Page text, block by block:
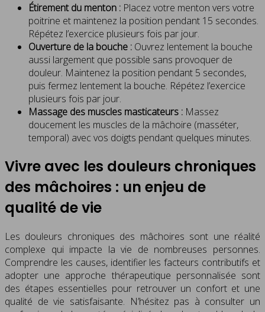
Étirement du menton : Placez votre menton vers votre
poitrine et maintenez la position pendant 15 secondes.
Répétez l’exercice plusieurs fois par jour.
Ouverture de la bouche : Ouvrez lentement la bouche
aussi largement que possible sans provoquer de
douleur. Maintenez la position pendant 5 secondes,
puis fermez lentement la bouche. Répétez l’exercice
plusieurs fois par jour.
Massage des muscles masticateurs : Massez
doucement les muscles de la mâchoire (masséter,
temporal) avec vos doigts pendant quelques minutes.
Vivre avec les douleurs chroniques
des mâchoires : un enjeu de
qualité de vie
Les douleurs chroniques des mâchoires sont une réalité
complexe qui impacte la vie de nombreuses personnes.
Comprendre les causes, identifier les facteurs contributifs et
adopter une approche thérapeutique personnalisée sont
des étapes essentielles pour retrouver un confort et une
qualité de vie satisfaisante. N’hésitez pas à consulter un